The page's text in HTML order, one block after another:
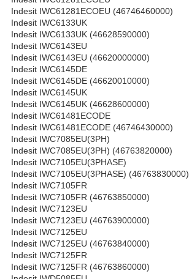
Indesit IWC61281ECOEU (46746460000)
Indesit IWC6133UK
Indesit IWC6133UK (46628590000)
Indesit IWC6143EU
Indesit IWC6143EU (46620000000)
Indesit IWC6145DE
Indesit IWC6145DE (46620010000)
Indesit IWC6145UK
Indesit IWC6145UK (46628600000)
Indesit IWC61481ECODE
Indesit IWC61481ECODE (46746430000)
Indesit IWC7085EU(3PH)
Indesit IWC7085EU(3PH) (46763820000)
Indesit IWC7105EU(3PHASE)
Indesit IWC7105EU(3PHASE) (46763830000)
Indesit IWC7105FR
Indesit IWC7105FR (46763850000)
Indesit IWC7123EU
Indesit IWC7123EU (46763900000)
Indesit IWC7125EU
Indesit IWC7125EU (46763840000)
Indesit IWC7125FR
Indesit IWC7125FR (46763860000)